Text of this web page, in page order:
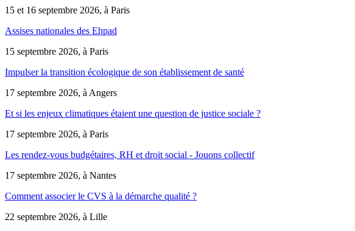
15 et 16 septembre 2026, à Paris
Assises nationales des Ehpad
15 septembre 2026, à Paris
Impulser la transition écologique de son établissement de santé
17 septembre 2026, à Angers
Et si les enjeux climatiques étaient une question de justice sociale ?
17 septembre 2026, à Paris
Les rendez-vous budgétaires, RH et droit social - Jouons collectif
17 septembre 2026, à Nantes
Comment associer le CVS à la démarche qualité ?
22 septembre 2026, à Lille